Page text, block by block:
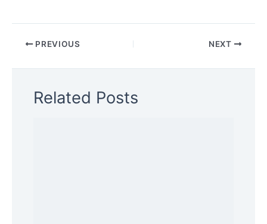
PREVIOUS NEXT
Related Posts